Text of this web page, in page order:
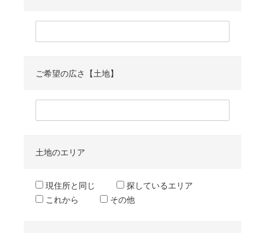
ご希望の広さ【土地】
土地のエリア
現住所と同じ
探しているエリア
これから
その他